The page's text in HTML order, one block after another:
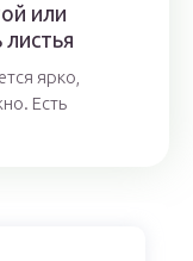
или
ярко,
Есть